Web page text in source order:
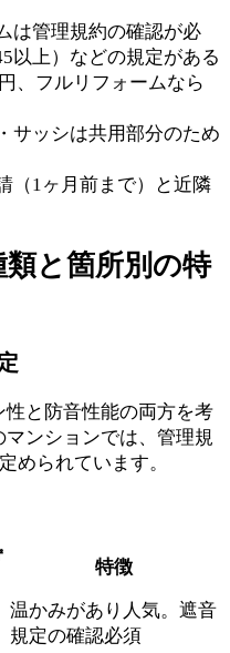
は管理規約の確認が必
以上）などの規定がある
、フルリフォームなら
サッシは共用部分のため
（1ヶ月前まで）と近隣
と箇所別の特
と防音性能の両方を考
ンションでは、管理規
められています。
特徴
温かみがあり人気。遮音
規定の確認必須